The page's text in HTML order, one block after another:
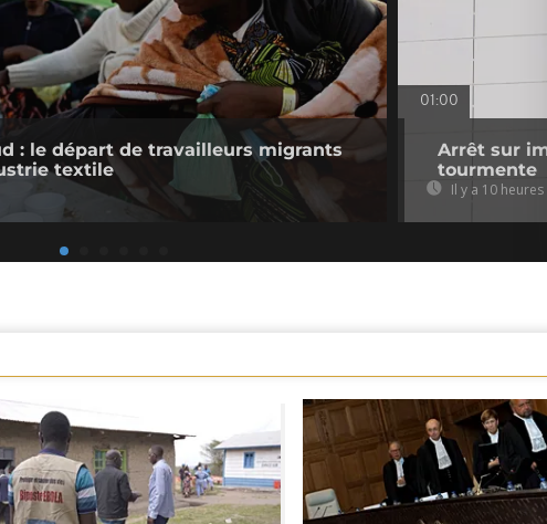
: le départ de travailleurs migrants
textile
01:00
Arrêt sur
tourmente
Il y a 10 heures